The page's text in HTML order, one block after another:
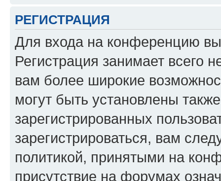
РЕГИСТРАЦИЯ
Для входа на конференцию
Регистрация занимает всего
вам более широкие
могут быть установлены
зарегистрированных
зарегистрироваться, вам
политикой, принятыми на
присутствие на форумах